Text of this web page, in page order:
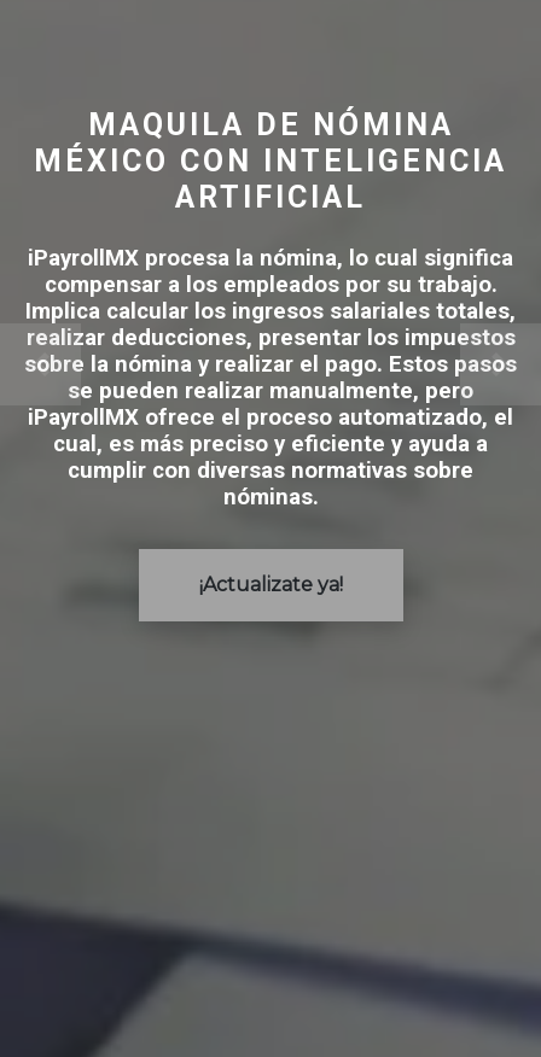
MAQUILA DE NÓMINA
MÉXICO CON INTELIGENCIA
ARTIFICIAL
iPayrollMX procesa la nómina, lo cual significa
compensar a los empleados por su trabajo.
Implica calcular los ingresos salariales totales,
realizar deducciones, presentar los impuestos
sobre la nómina y realizar el pago. Estos pasos
se pueden realizar manualmente, pero
iPayrollMX ofrece el proceso automatizado, el
cual, es más preciso y eficiente y ayuda a
cumplir con diversas normativas sobre
nóminas.
¡Actualizate ya!